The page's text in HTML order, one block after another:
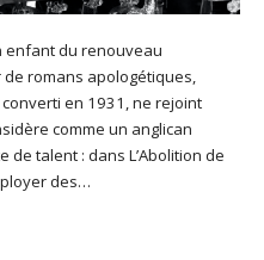
enfant du renouveau
romans apologétiques,
en 1931, ne rejoint
comme un anglican
talent : dans L’Abolition de
des…